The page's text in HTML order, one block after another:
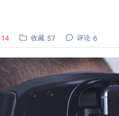
14 收藏 57 评论 6